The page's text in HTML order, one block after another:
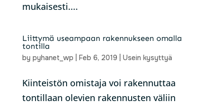
mukaisesti....
Liittymä useampaan rakennukseen omalla
tontilla
by pyhanet_wp Feb 6, 2019 Usein kysyttyä
Kiinteistön omistaja voi rakennuttaa
tontillaan olevien rakennusten väliin